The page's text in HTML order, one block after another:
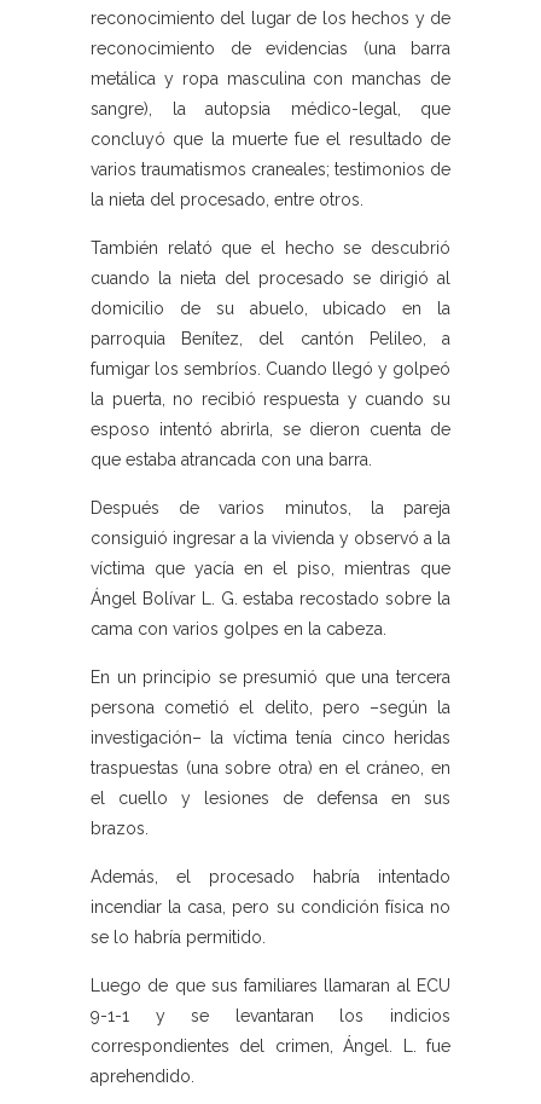
reconocimiento del lugar de los hechos y de
reconocimiento de evidencias (una barra
metálica y ropa masculina con manchas de
sangre), la autopsia médico-legal, que
concluyó que la muerte fue el resultado de
varios traumatismos craneales; testimonios de
la nieta del procesado, entre otros.
También relató que el hecho se descubrió
cuando la nieta del procesado se dirigió al
domicilio de su abuelo, ubicado en la
parroquia Benítez, del cantón Pelileo, a
fumigar los sembríos. Cuando llegó y golpeó
la puerta, no recibió respuesta y cuando su
esposo intentó abrirla, se dieron cuenta de
que estaba atrancada con una barra.
Después de varios minutos, la pareja
consiguió ingresar a la vivienda y observó a la
víctima que yacía en el piso, mientras que
Ángel Bolívar L. G. estaba recostado sobre la
cama con varios golpes en la cabeza.
En un principio se presumió que una tercera
persona cometió el delito, pero –según la
investigación– la víctima tenía cinco heridas
traspuestas (una sobre otra) en el cráneo, en
el cuello y lesiones de defensa en sus
brazos.
Además, el procesado habría intentado
incendiar la casa, pero su condición física no
se lo habría permitido.
Luego de que sus familiares llamaran al ECU
9-1-1 y se levantaran los indicios
correspondientes del crimen, Ángel. L. fue
aprehendido.